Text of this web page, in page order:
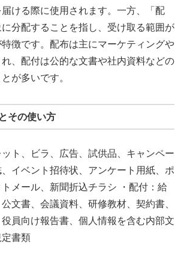
ける際に使用されます。一方、「配
分配することを指し、受け取る範囲が
徴です。配布は主にマーケティングや
、配付は公的な文書や社内資料などの
が多いです。
その使い方
ット、ビラ、広告、試供品、キャンペー
イベント招待状、アンケート用紙、ポ
メール、新聞折込チラシ ・配付：給
文書、会議資料、研修教材、契約書、
員向け報告書、個人情報を含む内部文
書類